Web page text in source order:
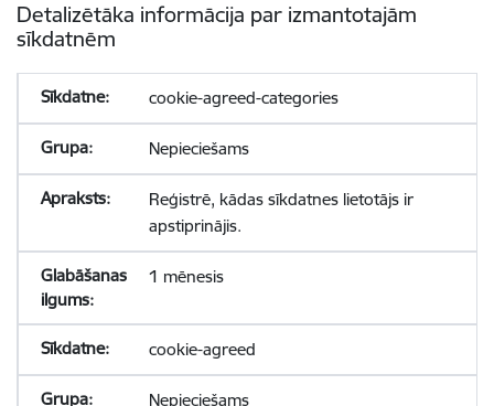
Detalizētāka informācija par izmantotajām
sīkdatnēm
cookie-agreed-categories
Nepieciešams
Reģistrē, kādas sīkdatnes lietotājs ir
apstiprinājis.
1 mēnesis
cookie-agreed
Nepieciešams